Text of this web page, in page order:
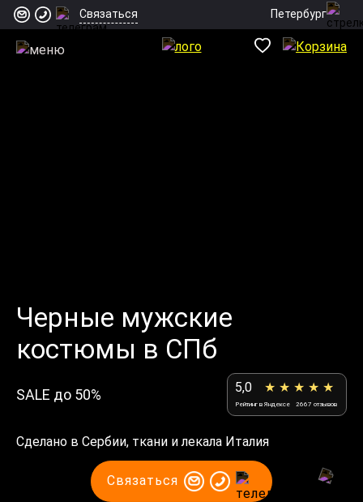
Связаться Петербург
Черные мужские
костюмы в СПб
SALE до 50% 5,0 ★ ★ ★ ★ ★
Рейтинг в Яндексе 2667 отзывов
Сделано в Сербии, ткани и лекала Италия
Связаться